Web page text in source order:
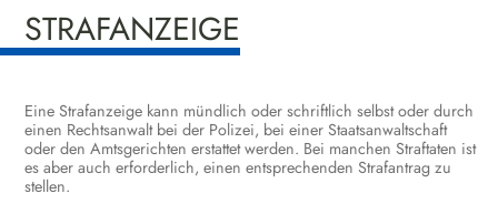
STRAFANZEIGE
Eine Strafanzeige kann mündlich oder schriftlich selbst oder durch
einen Rechtsanwalt bei der Polizei, bei einer Staatsanwaltschaft
oder den Amtsgerichten erstattet werden. Bei manchen Straftaten ist
es aber auch erforderlich, einen entsprechenden Strafantrag zu
stellen.